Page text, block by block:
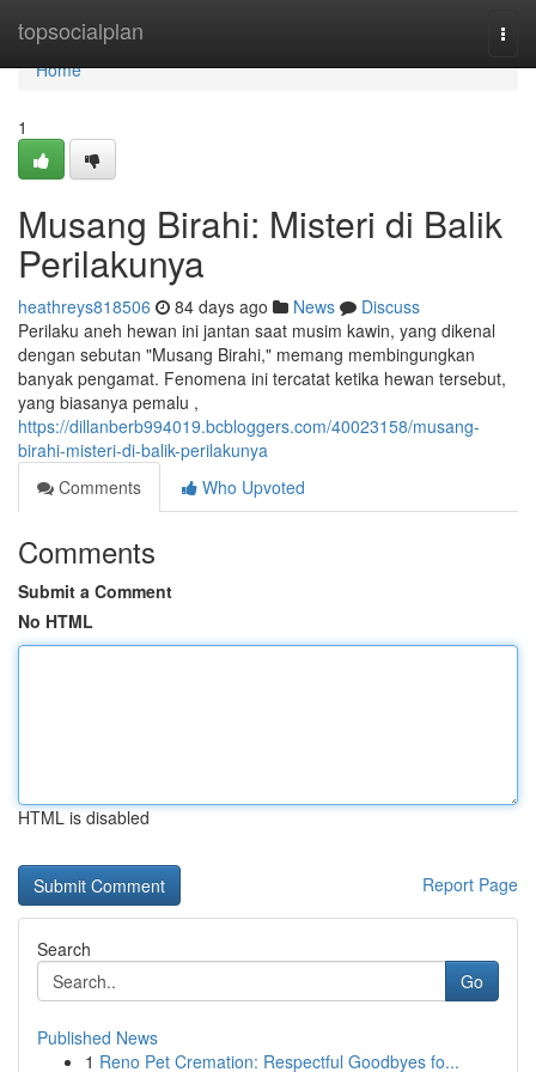
topsocialplan
Home
Home
1
Musang Birahi: Misteri di Balik
Perilakunya
heathreys818506 84 days ago News
Discuss
Perilaku aneh hewan ini jantan saat musim kawin, yang dikenal
dengan sebutan "Musang Birahi," memang membingungkan
banyak pengamat. Fenomena ini tercatat ketika hewan tersebut,
yang biasanya pemalu ,
https://dillanberb994019.bcbloggers.com/40023158/musang-
birahi-misteri-di-balik-perilakunya
Comments
Who Upvoted
Comments
Submit a Comment
No HTML
HTML is disabled
Report Page
Search
Go
Published News
1 Reno Pet Cremation: Respectful Goodbyes fo...